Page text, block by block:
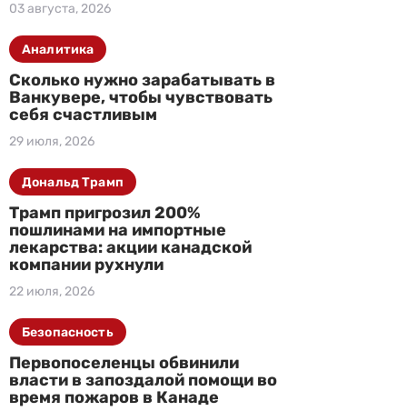
03 августа, 2026
Сколько нужно зарабатывать в
Ванкувере, чтобы чувствовать
себя счастливым
29 июля, 2026
Аналитика
Трамп пригрозил 200%
пошлинами на импортные
лекарства: акции канадской
компании рухнули
22 июля, 2026
Дональд Трамп
Первопоселенцы обвинили
власти в запоздалой помощи во
время пожаров в Канаде
Безопасность